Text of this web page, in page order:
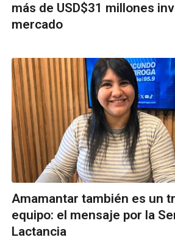
más de USD$31 millones
mercado
Amamantar también es un
equipo: el mensaje por la
Lactancia